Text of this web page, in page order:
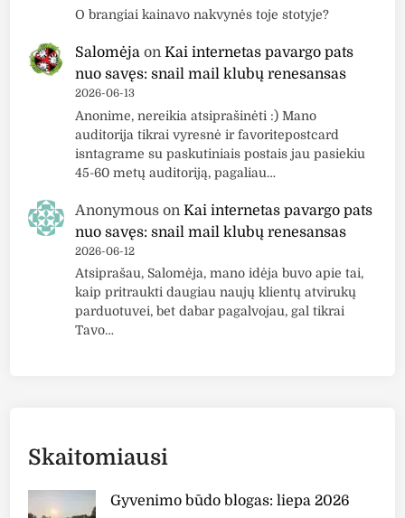
O brangiai kainavo nakvynės toje stotyje?
Salomėja onKai internetas pavargo pats
nuo savęs: snail mail klubų renesansas
2026-06-13
Anonime, nereikia atsiprašinėti :) Mano
auditorija tikrai vyresnė ir favoritepostcard
isntagrame su paskutiniais postais jau pasiekiu
45-60 metų auditoriją, pagaliau…
Anonymous onKai internetas pavargo pats
nuo savęs: snail mail klubų renesansas
2026-06-12
Atsiprašau, Salomėja, mano idėja buvo apie tai,
kaip pritraukti daugiau naujų klientų atvirukų
parduotuvei, bet dabar pagalvojau, gal tikrai
Tavo…
Skaitomiausi
Gyvenimo būdo blogas: liepa 2026